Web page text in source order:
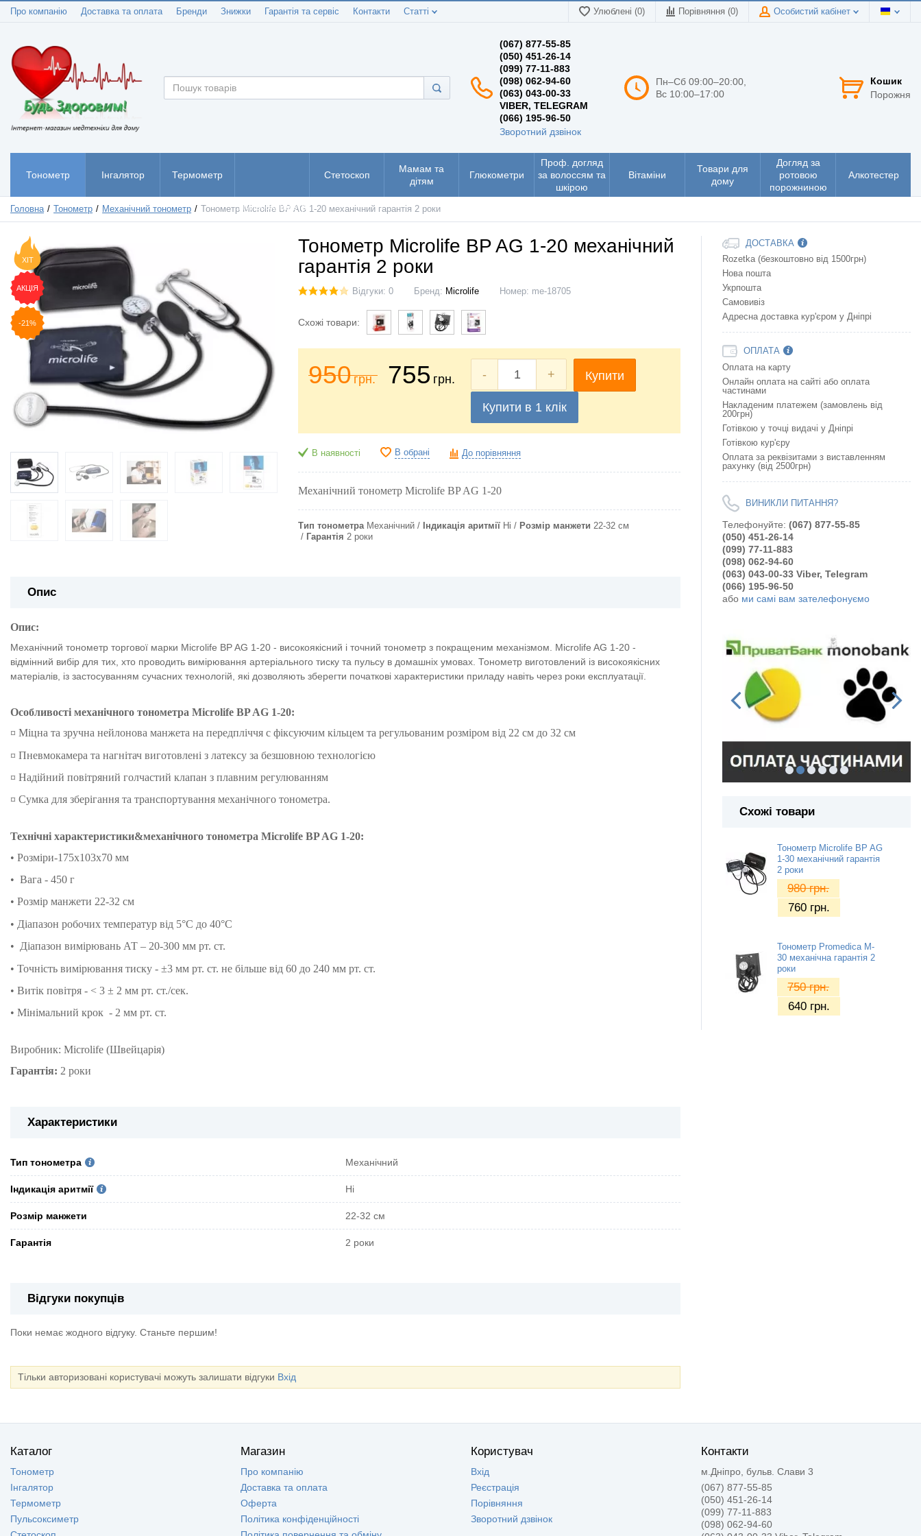
Про компанію Доставка та оплата Бренди Знижки Гарантія та сервіс Контакти Статті Улюблені (0) Порівняння (0) Особистий кабінет
(067) 877-55-85
(050) 451-26-14
(099) 77-11-883
(098) 062-94-60
(063) 043-00-33
VIBER, TELEGRAM
(066) 195-96-50
Зворотний дзвінок
Пн–Сб 09:00–20:00,
Вс 10:00–17:00
Кошик
Порожня
Тонометр Інгалятор Термометр
Пульсоксиметр
Стетоскоп
Мамам та
дітям
Глюкометри
Проф. догляд
за волоссям та
шкірою
Вітаміни
Товари для
дому
Догляд за
ротовою
порожниною
Алкотестер
Головна Тонометр Механічний тонометр Тонометр Microlife BP AG 1-20 механічний гарантія 2 роки
ХІТ
АКЦІЯ
-21%
Тонометр Microlife BP AG 1-20 механічний
гарантія 2 роки
Відгуки: 0 Бренд: Microlife Номер: me-18705
Схожі товари:
950грн. 755 грн. - + Купити
Купити в 1 клік
В наявності В обрані До порівняння
Механічний тонометр Microlife BP AG 1-20
Тип тонометра Механічний Індикація аритмії Ні Розмір манжети 22-32 см
Гарантія 2 роки
Опис
Опис:
Механічний тонометр торгової марки Microlife BP AG 1-20 - високоякісний і точний тонометр з покращеним механізмом. Microlife AG 1-20 -
відмінний вибір для тих, хто проводить вимірювання артеріального тиску та пульсу в домашніх умовах. Тонометр виготовлений із високоякісних
матеріалів, із застосуванням сучасних технологій, які дозволяють зберегти початкові характеристики приладу навіть через роки експлуатації.
Особливості механічного тонометра Microlife BP AG 1-20:
¤ Міцна та зручна нейлонова манжета на передпліччя с фіксуючим кільцем та регульованим розміром від 22 см до 32 см
¤ Пневмокамера та нагнітач виготовлені з латексу за безшовною технологією
¤ Надійний повітряний голчастий клапан з плавним регулюванням
¤ Сумка для зберігання та транспортування механічного тонометра.
Технічні характеристики&механічного тонометра Microlife BP AG 1-20:
• Розміри-175х103х70 мм
• Вага - 450 г
• Розмір манжети 22-32 см
• Діапазон робочих температур від 5°C до 40°C
• Діапазон вимірювань АТ – 20-300 мм рт. ст.
• Точність вимірювання тиску - ±3 мм рт. ст. не більше від 60 до 240 мм рт. ст.
• Витік повітря - < 3 ± 2 мм рт. ст./сек.
• Мінімальний крок - 2 мм рт. ст.
Виробник: Microlife (Швейцарія)
Гарантія: 2 роки
Характеристики
Тип тонометра Механічний
Індикація аритмії Ні
Розмір манжети 22-32 см
Гарантія 2 роки
Відгуки покупців
Поки немає жодного відгуку. Станьте першим!
Тільки авторизовані користувачі можуть залишати відгуки Вхід
ДОСТАВКА
Rozetka (безкоштовно від 1500грн)
Нова пошта
Укрпошта
Самовивіз
Адресна доставка кур'єром у Дніпрі
ОПЛАТА
Оплата на карту
Онлайн оплата на сайтi або оплата
частинами
Накладеним платежем (замовлень від
200грн)
Готівкою у точці видачі у Дніпрі
Готівкою кур'єру
Оплата за реквізитами з виставленням
рахунку (від 2500грн)
ВИНИКЛИ ПИТАННЯ?
Телефонуйте: (067) 877-55-85
(050) 451-26-14
(099) 77-11-883
(098) 062-94-60
(063) 043-00-33 Viber, Telegram
(066) 195-96-50
або ми самі вам зателефонуємо
Схожі товари
Тонометр Microlife BP AG
1-30 механічний гарантія
2 роки
980грн.
760 грн.
Тонометр Promedica M-
30 механічна гарантія 2
роки
750грн.
640 грн.
Каталог
Тонометр
Інгалятор
Термометр
Пульсоксиметр
Магазин
Про компанію
Доставка та оплата
Оферта
Політика конфіденційності
Користувач
Вхід
Реєстрація
Порівняння
Зворотний дзвінок
Контакти
м.Дніпро, бульв. Слави 3
(067) 877-55-85
(050) 451-26-14
(099) 77-11-883
(098) 062-94-60